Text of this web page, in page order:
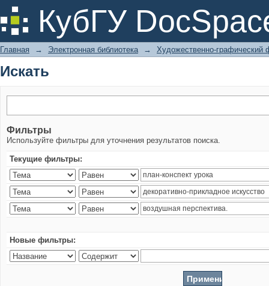
КубГУ
Искать
Главная → Электронная библиотека → Художественно-графический
Искать
Фильтры
Используйте фильтры для уточнения результатов поиска.
Текущие фильтры:
Новые фильтры: